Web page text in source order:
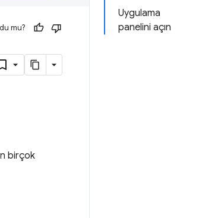
Uygulama
panelini açın
mu?
birçok